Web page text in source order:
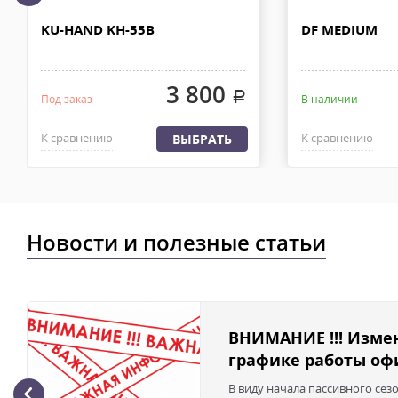
Отправку заказа курьерской службой EMS осуществляем из
KU-HAND KH-55B
Под заказ 3 800 .
К сравнению ВЫБРАТЬ
DF MEDIUM
В наличии
К сравнению
Новости и полезные статьи
ВНИМАНИЕ !!!
графике работы
В виду начала пассивного